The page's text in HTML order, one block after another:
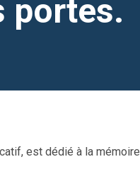
portes.
est dédié à la mémoire